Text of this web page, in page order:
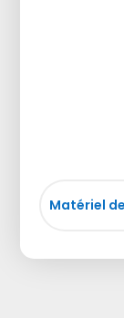
Matériel